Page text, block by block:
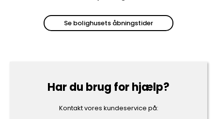
Se bolighusets åbningstider
Har du brug for hjælp?
Kontakt vores kundeservice på: